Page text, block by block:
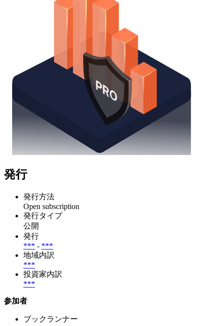
発行
発行方法
Open subscription
発行タイプ
公開
発行
*** - ***
地域内訳
***
投資家内訳
***
参加者
ブックランナー